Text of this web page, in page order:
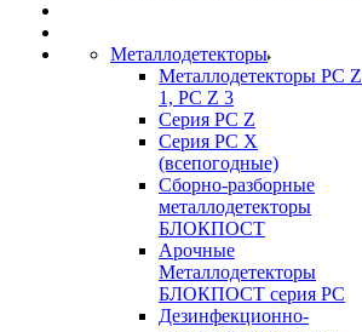
Металлодетекторы
Металлодетекторы РС Z
1, PC Z 3
Серия РС Z
Серия РС X
(всепогодные)
Сборно-разборные
металлодетекторы
БЛОКПОСТ
Арочные
Металлодетекторы
БЛОКПОСТ серия РС
Дезинфекционно-